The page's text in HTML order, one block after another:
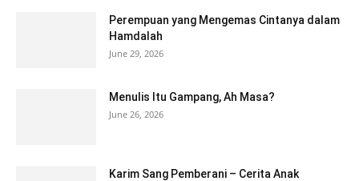
Perempuan yang Mengemas Cintanya dalam
Hamdalah
June 29, 2026
Menulis Itu Gampang, Ah Masa?
June 26, 2026
Karim Sang Pemberani – Cerita Anak